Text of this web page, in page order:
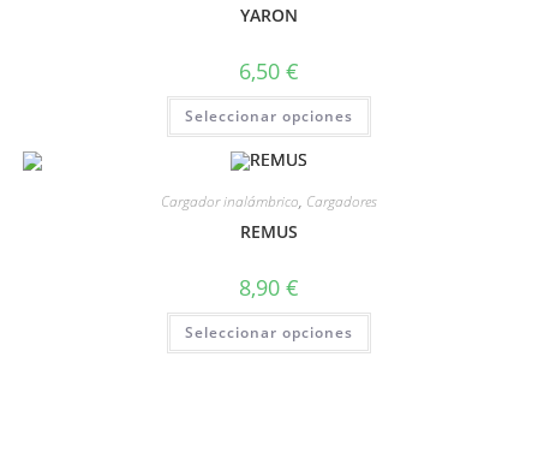
YARON
6,50 €
Seleccionar opciones
Cargador inalámbrico, Cargadores
REMUS
8,90 €
Seleccionar opciones